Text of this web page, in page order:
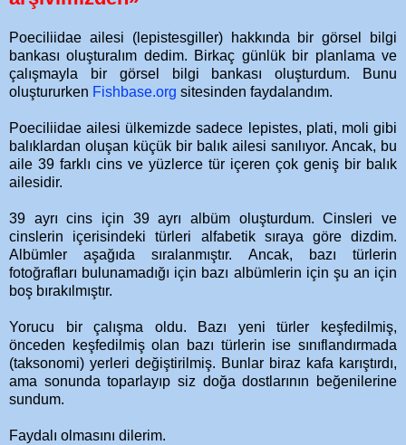
Poeciliidae ailesi (lepistesgiller) hakkında bir görsel bilgi
bankası oluşturalım dedim. Birkaç günlük bir planlama ve
çalışmayla bir görsel bilgi bankası oluşturdum. Bunu
oluştururken Fishbase.org sitesinden faydalandım.
Poeciliidae ailesi ülkemizde sadece lepistes, plati, moli gibi
balıklardan oluşan küçük bir balık ailesi sanılıyor. Ancak, bu
aile 39 farklı cins ve yüzlerce tür içeren çok geniş bir balık
ailesidir.
39 ayrı cins için 39 ayrı albüm oluşturdum. Cinsleri ve
cinslerin içerisindeki türleri alfabetik sıraya göre dizdim.
Albümler aşağıda sıralanmıştır. Ancak, bazı türlerin
fotoğrafları bulunamadığı için bazı albümlerin için şu an için
boş bırakılmıştır.
Yorucu bir çalışma oldu. Bazı yeni türler keşfedilmiş,
önceden keşfedilmiş olan bazı türlerin ise sınıflandırmada
(taksonomi) yerleri değiştirilmiş. Bunlar biraz kafa karıştırdı,
ama sonunda toparlayıp siz doğa dostlarının beğenilerine
sundum.
Faydalı olmasını dilerim.